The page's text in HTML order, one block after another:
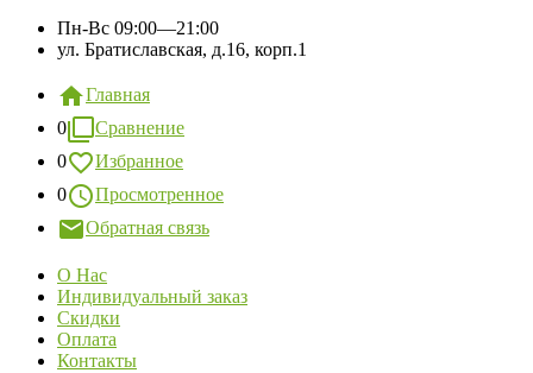
Пн-Вс 09:00—21:00
ул. Братиславская, д.16, корп.1
Главная
0
Сравнение
0
Избранное
0
Просмотренное
Обратная связь
О Нас
Индивидуальный заказ
Скидки
Оплата
Контакты